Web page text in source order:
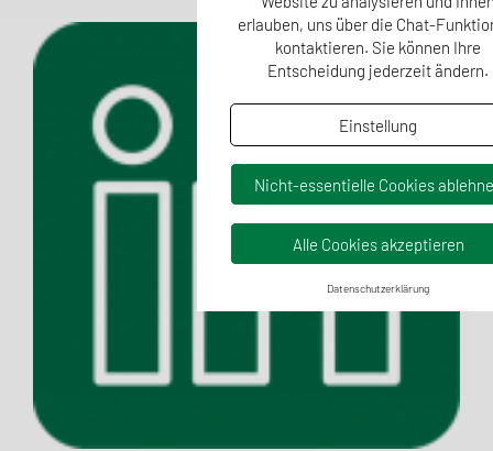
erlauben, uns über die Chat-
kontaktieren. Sie können Ihre
Entscheidung jederzeit ändern.
Einstellung
Nicht-essentielle Cookies
Alle Cookies akzeptieren
Datenschutzerklärung